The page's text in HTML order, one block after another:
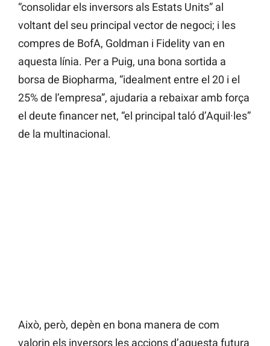
“consolidar els inversors als Estats Units” al
voltant del seu principal vector de negoci; i les
compres de BofA, Goldman i Fidelity van en
aquesta línia. Per a Puig, una bona sortida a
borsa de Biopharma, “idealment entre el 20 i el
25% de l’empresa”, ajudaria a rebaixar amb força
el deute financer net, “el principal taló d’Aquil·les”
de la multinacional.
Això, però, depèn en bona manera de com
valorin els inversors les accions d’aquesta futura